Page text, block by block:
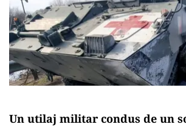
Un utilaj militar condus de un